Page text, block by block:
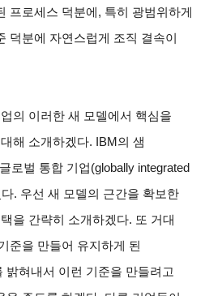
프로세스 덕분에, 특히 광범위하게
덕분에 자연스럽게 조직 결속이
의 이러한 새 모델에서 핵심을
해 소개하겠다. IBM의 샘
로벌 통합 기업(globally integrated
. 우선 새 모델의 근간을 확보한
을 간략히 소개하겠다. 또 거대
준을 만들어 유지하게 된
밝혀내서 이런 기준을 만들려고